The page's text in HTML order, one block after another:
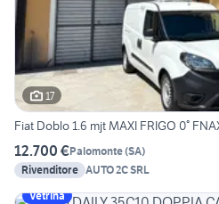
17
Fiat Doblo 1.6 mjt MAXI FRIGO 0°
12.700 €Palomonte(SA)
Rivenditore AUTO 2C SRL
Vetrina